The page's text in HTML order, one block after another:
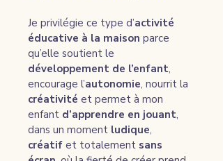
Je privilégie ce type d’activité
éducative à la maison parce
qu’elle soutient le
développement de l’enfant,
encourage l’autonomie, nourrit la
créativité et permet à mon
enfant d’apprendre en jouant,
dans un moment ludique,
créatif et totalement sans